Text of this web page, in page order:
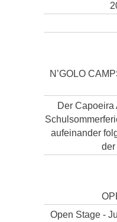
N’GOLO
Der Capoeira
aufeinander
der
Open Stage -